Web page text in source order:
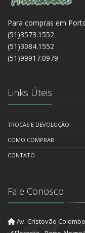
Para compras em
(51)3573.1552
(51)3084.1552
(51)99917.0979
Links Úteis
TROCAS E DEVOLUÇÃO
COMO COMPRAR
CONTATO
Fale Conosco
Av. Cristovão